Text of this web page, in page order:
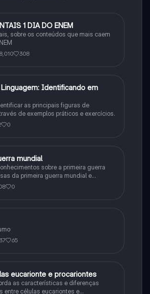
1 DIA DO ENEM
sobre os conteúdos que mais caem
308
Identificando em
as principais figuras de
de exemplos práticos e exercícios.
0
mundial
sobre a primeira guerra
da primeira guerra mundial e
da Primeira Guerra Mundial, fases da
mundial
0
65
eucarionte e procariontes
as características e diferenças
entre células eucariontes e